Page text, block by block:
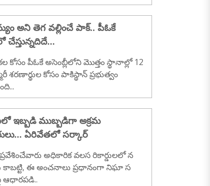
అని తెగ వల్లించే పాక్.. పీఓకే
కోసం పీఓకే అసెంబ్లీలోని మొత్తం స్థానాల్లో 12
శరణార్థుల కోసం పాకిస్థాన్ ప్రభుత్వం
ఇబ్బడి ముబ్బడిగా అక్రమ
ఏరివేతలో సర్కార్
అధికారిక వలస రికార్డులలో న
ఈ అంచనాలు ప్రధానంగా నిఘా స